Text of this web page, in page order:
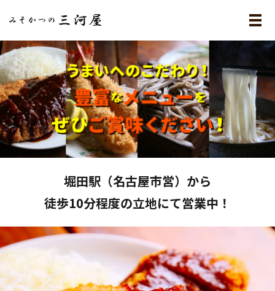
メ
堀田駅（名古屋市営）から
徒歩10分程度の立地にて営業中！